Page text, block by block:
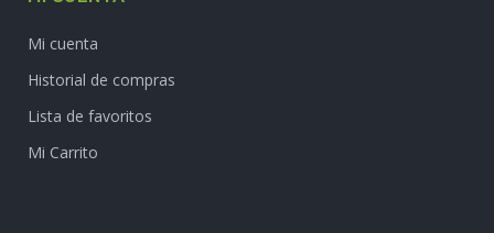
Mi cuenta
Historial de compras
Lista de favoritos
Mi Carrito